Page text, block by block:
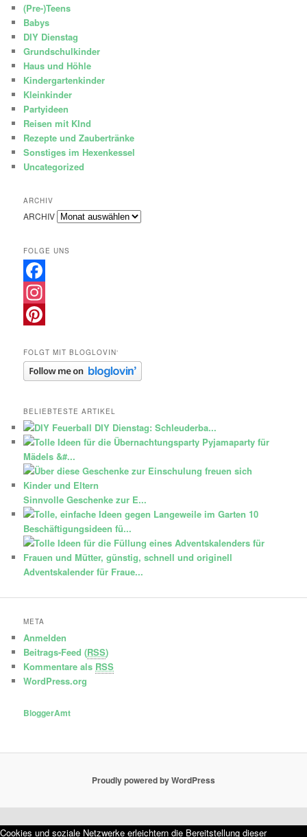
(Pre-)Teens
Babys
DIY Dienstag
Grundschulkinder
Haus und Höhle
Kindergartenkinder
Kleinkinder
Partyideen
Reisen mit KInd
Rezepte und Zaubertränke
Sonstiges im Hexenkessel
Uncategorized
ARCHIV
ARCHIV
FOLGE UNS
Facebook
Instagram
FOLGT MIT BLOGLOVIN‘
BELIEBTESTE ARTIKEL
DIY Dienstag: Schleuderba...
Pyjamaparty für
Mädels &#...
Sinnvolle Geschenke zur E...
10
Beschäftigungsideen fü...
Adventskalender für Fraue...
META
Anmelden
Beitrags-Feed (RSS)
Kommentare als RSS
WordPress.org
BloggerAmt
Proudly powered by WordPress
Cookies und soziale Netzwerke erleichtern die Bereitstellung dieser